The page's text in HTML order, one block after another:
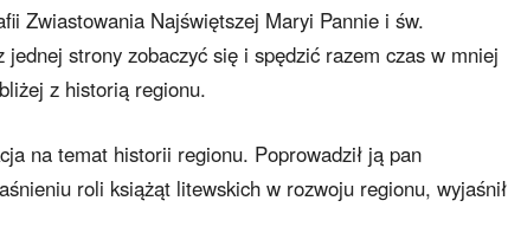
Zwiastowania Najświętszej Maryi Pannie i św.
strony zobaczyć się i spędzić razem czas w mniej
z historią regionu.
na temat historii regionu. Poprowadził ją pan
roli książąt litewskich w rozwoju regionu, wyjaśnił